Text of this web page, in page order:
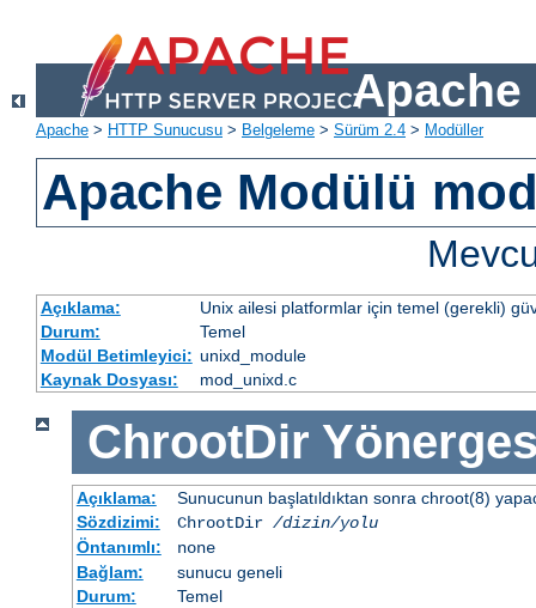
Apache
Apache > HTTP Sunucusu > Belgeleme > Sürüm 2.4 > Modüller
Apache Modülü
Açıklama:
Unix ailesi platformlar için temel (gerekli)
Durum:
Temel
Modül Betimleyici: unixd_module
Kaynak Dosyası:
mod_unixd.c
ChrootDir
Açıklama:
Sunucunun başlatıldıktan sonra chroot(8)
Sözdizimi:
ChrootDir /dizin/yolu
Öntanımlı:
none
Bağlam:
sunucu geneli
Durum:
Temel